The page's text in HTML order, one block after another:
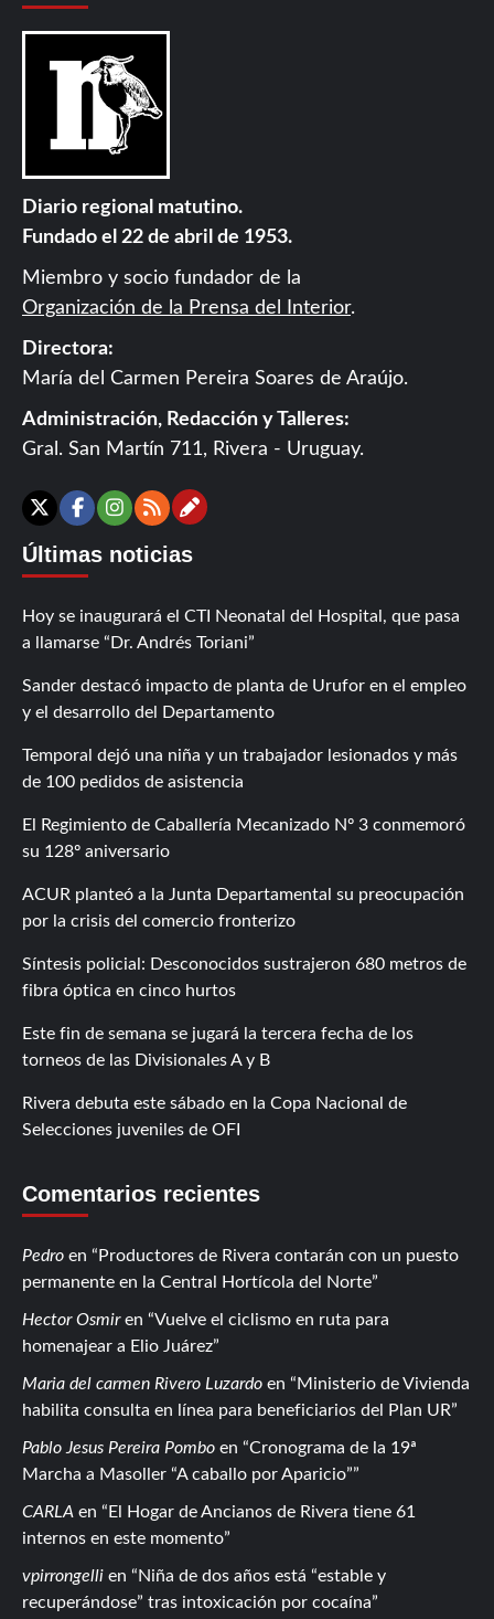
Diario regional matutino.
Fundado el 22 de abril de 1953.
Miembro y socio fundador de la
Organización de la Prensa del Interior.
Directora:
María del Carmen Pereira Soares de Araújo.
Administración, Redacción y Talleres:
Gral. San Martín 711, Rivera - Uruguay.
X Facebook
Instagram
RSSContáctanos
Últimas noticias
Hoy se inaugurará el CTI Neonatal del Hospital, que pasa
a llamarse “Dr. Andrés Toriani”
Sander destacó impacto de planta de Urufor en el empleo
y el desarrollo del Departamento
Temporal dejó una niña y un trabajador lesionados y más
de 100 pedidos de asistencia
El Regimiento de Caballería Mecanizado Nº 3 conmemoró
su 128º aniversario
ACUR planteó a la Junta Departamental su preocupación
por la crisis del comercio fronterizo
Síntesis policial: Desconocidos sustrajeron 680 metros de
fibra óptica en cinco hurtos
Este fin de semana se jugará la tercera fecha de los
torneos de las Divisionales A y B
Rivera debuta este sábado en la Copa Nacional de
Selecciones juveniles de OFI
Comentarios recientes
Pedro en
Productores de Rivera contarán con un puesto
permanente en la Central Hortícola del Norte
Hector Osmiren
Vuelve el ciclismo en ruta para
homenajear a Elio Juárez
Maria del carmen Rivero Luzardo en
Ministerio de Vivienda
habilita consulta en línea para beneficiarios del Plan UR
Pablo Jesus Pereira Pombo en
Cronograma de la 19ª
Marcha a Masoller “A caballo por Aparicio”
CARLA en
El Hogar de Ancianos de Rivera tiene 61
internos en este momento
vpirrongelli en
Niña de dos años está “estable y
recuperándose” tras intoxicación por cocaína